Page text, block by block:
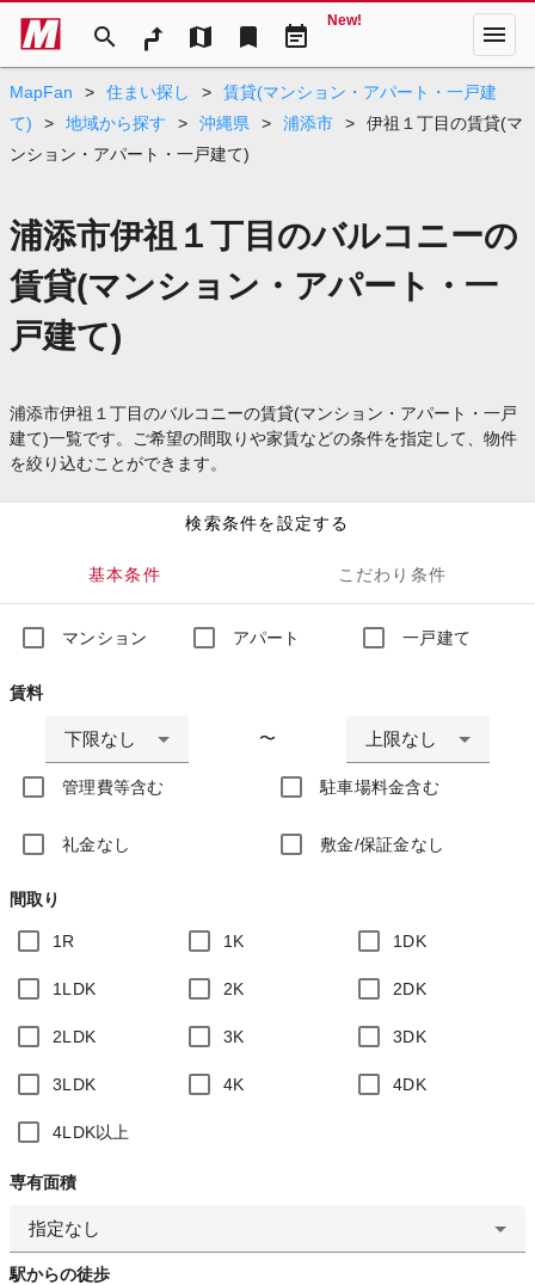
search map bookmark event_note
New! menu
MapFan > 住まい探し >
賃貸(マンション・アパート・一戸建
て)
> 地域から探す > 沖縄県 > 浦添市 >
伊祖１丁目の賃貸(マ
ンション・アパート・一戸建て)
浦添市伊祖１丁目のバルコニーの
賃貸(マンション・アパート・一
戸建て)
浦添市伊祖１丁目のバルコニーの賃貸(マンション・アパート・一戸
建て)一覧です。ご希望の間取りや家賃などの条件を指定して、物件
を絞り込むことができます。
検索条件を設定する
基本条件 こだわり条件
マンション アパート 一戸建て
賃料
下限なし 〜 上限なし
管理費等含む 駐車場料金含む
礼金なし 敷金/保証金なし
間取り
1R 1K 1DK
1LDK 2K 2DK
2LDK 3K 3DK
3LDK 4K 4DK
4LDK以上
専有面積
指定なし
駅からの徒歩